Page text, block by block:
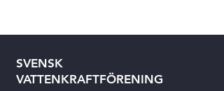
SVENSK
VATTENKRAFTFÖRENING